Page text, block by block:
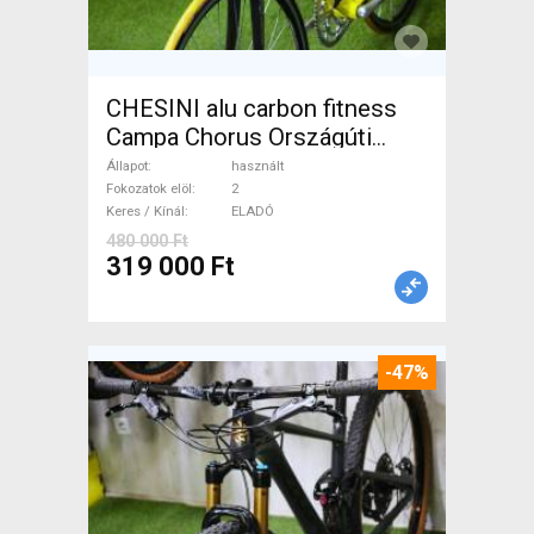
CHESINI alu carbon fitness
Campa Chorus Országúti
használt ELADÓ
Állapot
használt
Fokozatok elöl
2
Keres / Kínál
ELADÓ
480 000 Ft
319 000 Ft
-47%